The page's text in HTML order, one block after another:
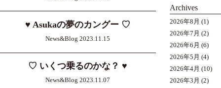
♥ Asukaの夢のカングー ♡
News&Blog 2023.11.15
♡ いくつ乗るのかな？ ♥
News&Blog 2023.11.07
Archives
2026年8月 (1)
2026年7月 (2)
2026年6月 (6)
2026年5月 (4)
2026年4月 (10)
2026年3月 (2)